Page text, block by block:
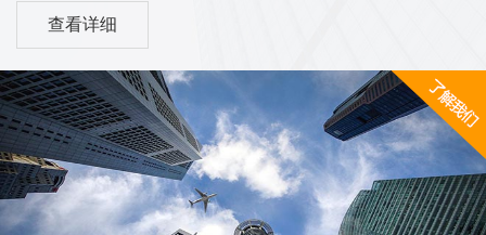
实现销售和服务的业务目标。我们的工作范围和服务内容可
他们需要与客户进行沟通，了解客户的需求，并为他们提供
适合的收银系统解决方案。同时，代理商也需与收银系统供
应商保持密切的合作关系，...
查看详细